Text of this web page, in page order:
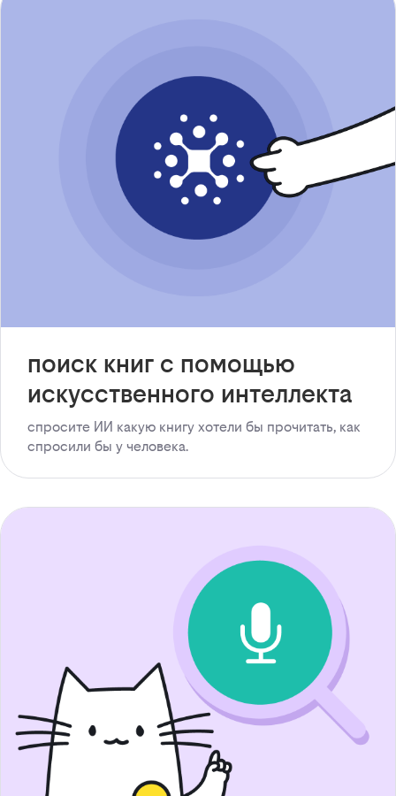
поиск книг с помощью
искусственного интеллекта
спросите ИИ какую книгу хотели бы прочитать, как
спросили бы у человека.